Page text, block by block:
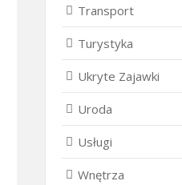
Transport
Turystyka
Ukryte Zajawki
Uroda
Usługi
Wnętrza